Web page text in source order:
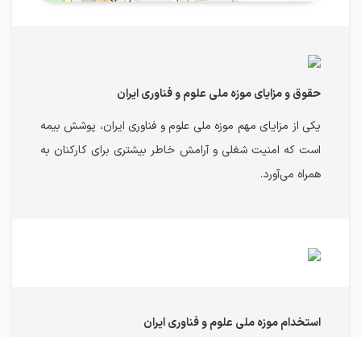
حقوق و مزایای موزه ملی علوم و فناوری ایران
یکی از مزایای مهم موزه ملی علوم و فناوری ایران، پوشش بیمه
است که امنیت شغلی و آرامش خاطر بیشتری برای کارکنان به
همراه می‌آورد.
استخدام موزه ملی علوم و فناوری ایران